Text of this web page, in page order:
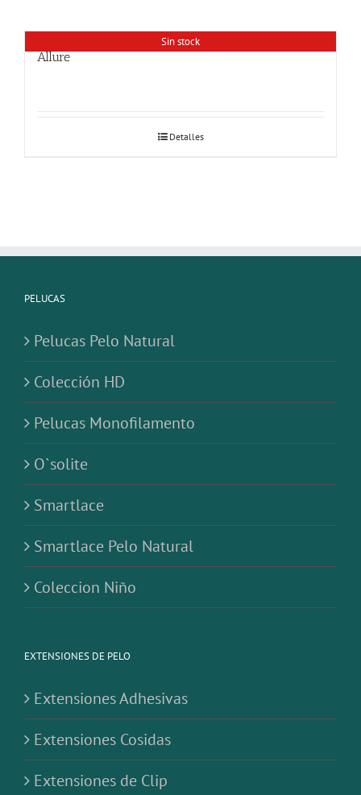
Sin stock
Allure
Detalles
PELUCAS
Pelucas Pelo Natural
Colección HD
Pelucas Monofilamento
O`solite
Smartlace
Smartlace Pelo Natural
Coleccion Niño
EXTENSIONES DE PELO
Extensiones Adhesivas
Extensiones Cosidas
Extensiones de Clip